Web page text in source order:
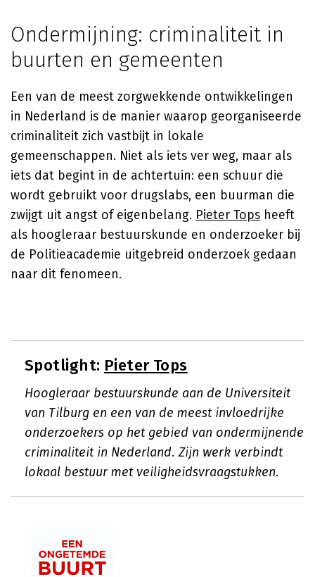
Ondermijning: criminaliteit in
buurten en gemeenten
Een van de meest zorgwekkende ontwikkelingen
in Nederland is de manier waarop georganiseerde
criminaliteit zich vastbijt in lokale
gemeenschappen. Niet als iets ver weg, maar als
iets dat begint in de achtertuin: een schuur die
wordt gebruikt voor drugslabs, een buurman die
zwijgt uit angst of eigenbelang. Pieter Tops heeft
als hoogleraar bestuurskunde en onderzoeker bij
de Politieacademie uitgebreid onderzoek gedaan
naar dit fenomeen.
Spotlight: Pieter Tops
Hoogleraar bestuurskunde aan de Universiteit
van Tilburg en een van de meest invloedrijke
onderzoekers op het gebied van ondermijnende
criminaliteit in Nederland. Zijn werk verbindt
lokaal bestuur met veiligheidsvraagstukken.